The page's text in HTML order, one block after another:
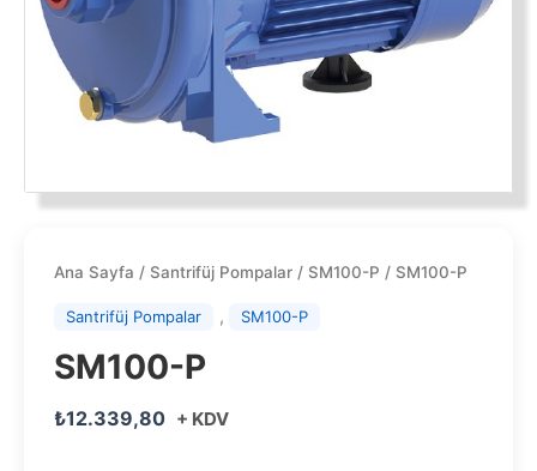
Ana Sayfa / Santrifüj Pompalar / SM100-P / SM100-P
Santrifüj Pompalar , SM100-P
SM100-P
₺12.339,80 + KDV